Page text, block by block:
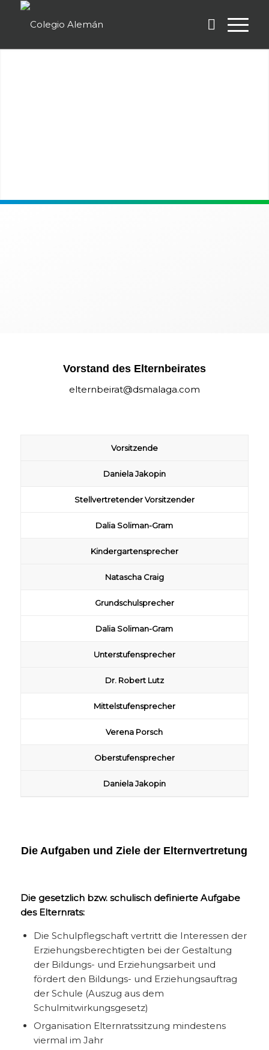
Vorstand des Elternbeirates
elternbeirat@dsmalaga.com
Vorsitzende
Daniela Jakopin
Stellvertretender Vorsitzender
Dalia Soliman-Gram
Kindergartensprecher
Natascha Craig
Grundschulsprecher
Dalia Soliman-Gram
Unterstufensprecher
Dr. Robert Lutz
Mittelstufensprecher
Verena Porsch
Oberstufensprecher
Daniela Jakopin
Die Aufgaben und Ziele der Elternvertretung
Die gesetzlich bzw. schulisch definierte Aufgabe
des Elternrats:
Die Schulpflegschaft vertritt die Interessen der
Erziehungsberechtigten bei der Gestaltung
der Bildungs- und Erziehungsarbeit und
fördert den Bildungs- und Erziehungsauftrag
der Schule (Auszug aus dem
Schulmitwirkungsgesetz)
Organisation Elternratssitzung mindestens
viermal im Jahr